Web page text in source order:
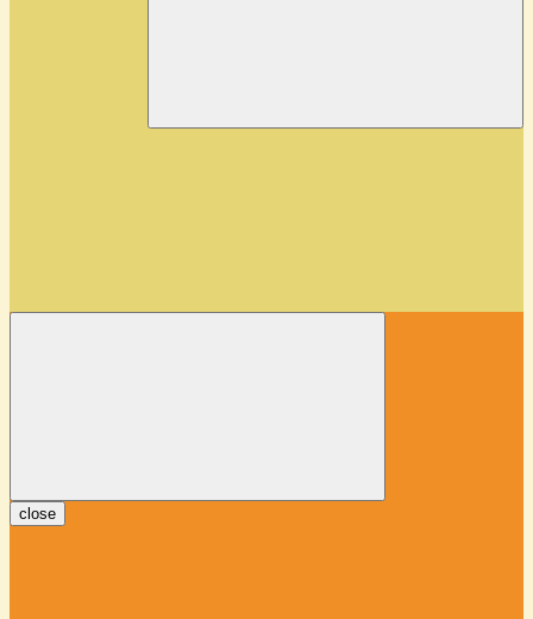
close